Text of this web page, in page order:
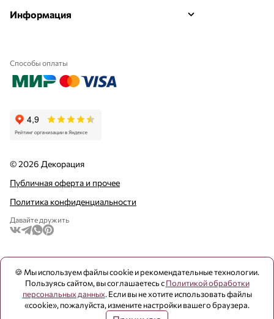
Информация
Способы оплаты
© 2026 Декорация
Публичная оферта и прочее
Политика конфиденциальности
Давайте дружить
🍪 Мы используем файлы cookie и рекомендательные технологии.
Пользуясь сайтом, вы соглашаетесь сПолитикой обработки
персональных данных. Если вы не хотите использовать файлы
«cookie», пожалуйста, измените настройки вашего браузера.